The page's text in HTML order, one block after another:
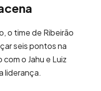
o time de Ribeirão
seis pontos na
o Jahu e Luiz
liderança.